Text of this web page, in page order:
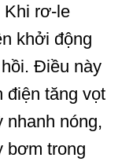
Khi rơ-le
khởi động
Điều này
điện tăng vọt
nhanh nóng,
bơm trong